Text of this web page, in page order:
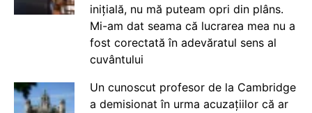
inițială, nu mă puteam opri din plâns.
Mi-am dat seama că lucrarea mea nu a
fost corectată în adevăratul sens al
cuvântului
Un cunoscut profesor de la Cambridge
a demisionat în urma acuzațiilor că ar